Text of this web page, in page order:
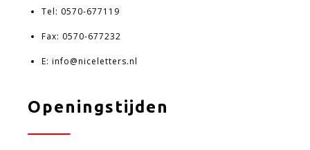
Tel: 0570-677119
Fax: 0570-677232
E: info@niceletters.nl
Openingstijden